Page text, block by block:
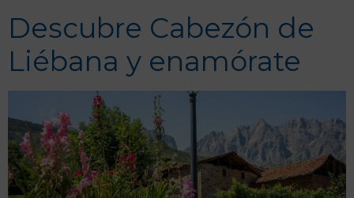
Descubre Cabezón de
Liébana y enamórate